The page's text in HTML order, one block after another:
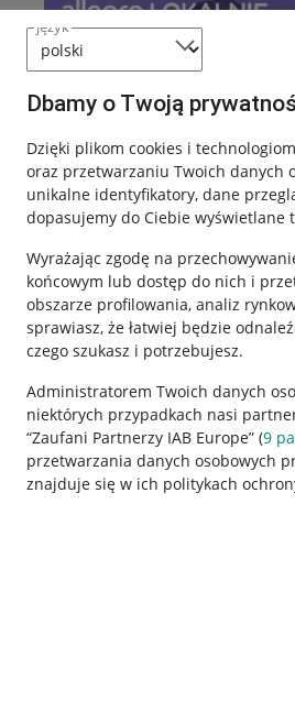
język
Dbamy o Twoją
Dzięki plikom cookies i
oraz przetwarzaniu Twoich danych
unikalne identyfikatory, dane
dopasujemy do Ciebie wyświetlane
Wyrażając zgodę na
końcowym lub dostęp do nich i
obszarze profilowania, analiz
sprawiasz, że łatwiej będzie
czego szukasz i potrzebujesz.
Administratorem Twoich danych
niektórych przypadkach nasi
“Zaufani Partnerzy IAB Europe” (9
przetwarzania danych osobowych
znajduje się w ich politykach
Przydatne informacje
Jak to działa
Napisz do nas
Allegro Gadane dla